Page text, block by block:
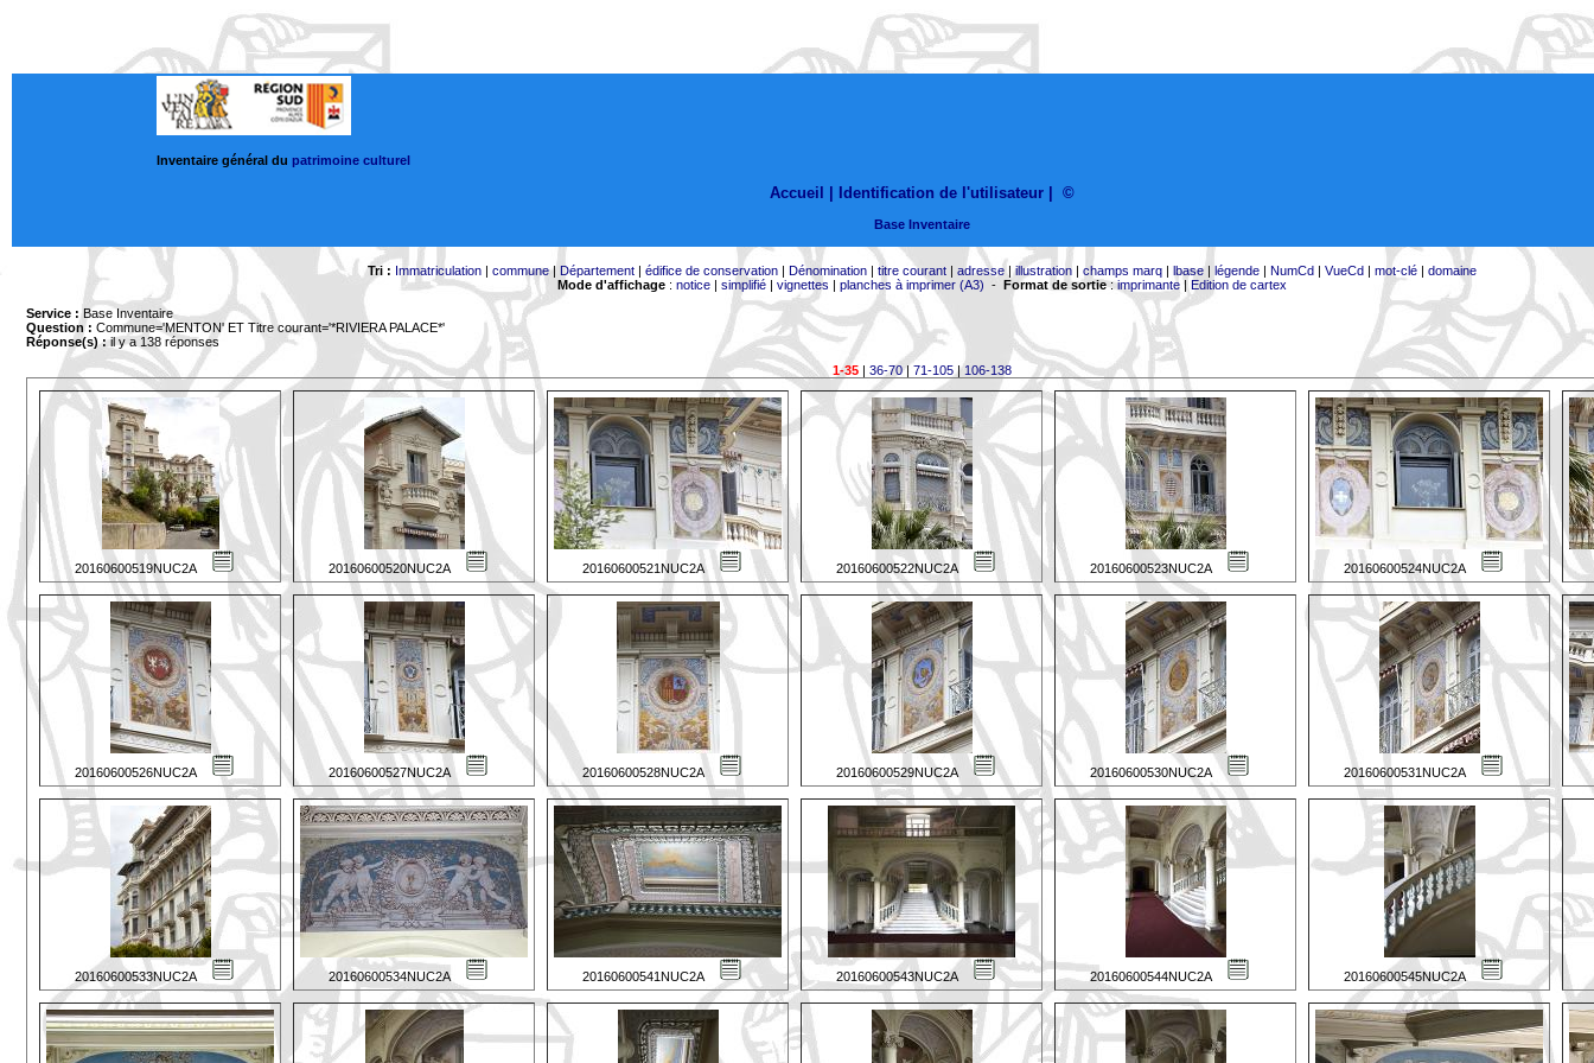
Inventaire général du patrimoine culturel
Accueil | Identification de l'utilisateur ©
Base Inventaire
Tri : Immatriculation| commune| Département| édifice de conservation| Dénomination| titre courant| adresse|illustration| champs marq| lbase| légende| NumCd| VueCd| mot-clé| domaine
Mode d'affichage: notice| simplifié| vignettes | planches à imprimer (A3) - Format de sortie:imprimante| Edition de cartex
Service : Base Inventaire
Question : Commune='MENTON' ET Titre courant='*RIVIERA PALACE*'
Réponse(s) :il y a 138 réponses
1-35| 36-70| 71-105|106-138
20160600519NUC2A 20160600520NUC2A 20160600521NUC2A 20160600522NUC2A 20160600523NUC2A 20160600524NUC2A
20160600526NUC2A 20160600527NUC2A 20160600528NUC2A 20160600529NUC2A 20160600530NUC2A 20160600531NUC2A
20160600533NUC2A 20160600534NUC2A 20160600541NUC2A 20160600543NUC2A 20160600544NUC2A 20160600545NUC2A